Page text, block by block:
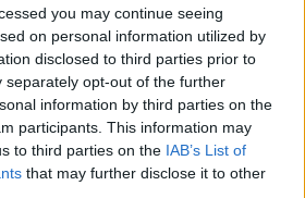
you may continue seeing
on personal information utilized by
disclosed to third parties prior to
separately opt-out of the further
information by third parties on the
participants. This information may
to third parties on the IAB’s List of
that may further disclose it to other
Vicino al mare che
posteriore del campeggio si
in 5/10 minuti a piedi. Le
curate e delimitate da siepi che
la giusta tranquillità per
è non essere troppo disturbati
I bagni sono belli e puliti con